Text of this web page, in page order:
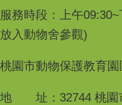
服務時段：上午
放入動物舍參觀)
桃園市動物保護教育園
地 址：32744 桃園